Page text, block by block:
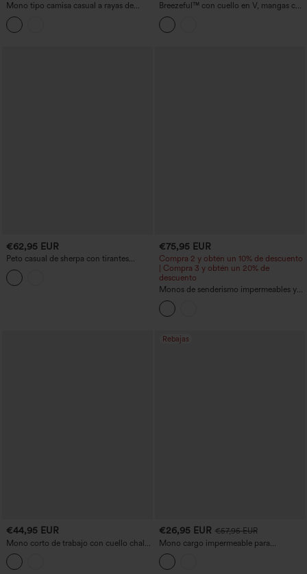
Mono tipo camisa casual a rayas de
manga corta con bolsillos - Edición Easy
Peezy
Breezeful™ con cuello en V, mangas con
estampado de hojas, bolsillos, perneras
anchas, mono de trabajo fluido y de
secado rápido
€62,95 EUR
Peto casual de sherpa con tirantes
ajustables y bolsillos
€75,95 EUR
Compra 2 y obtén un 10% de descuento
| Compra 3 y obtén un 20% de
descuento
Monos de senderismo impermeables y
resistentes al desgaste con bolsillos con
cremallera
€44,95 EUR
Mono corto de trabajo con cuello chal,
mangas cortas, cinturón y bolsillos
Rebajas
€26,95 EUR €57,95 EUR
Mono cargo impermeable para
senderismo, de espalda descubierta con
tirantes cruzados, con bolsillos laterales
y tejido ripstop